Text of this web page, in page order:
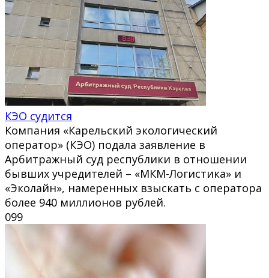
КЭО судится
Компания «Карельский экологический
оператор» (КЭО) подала заявление в
Арбитражный суд республики в отношении
бывших учредителей – «МКМ-Логистика» и
«Эколайн», намеренных взыскать с оператора
более 940 миллионов рублей.
099